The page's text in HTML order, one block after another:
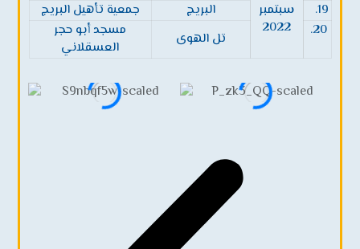
سبتمبر
2022
19.
البريج
جمعية تأهيل البريج
20.
تل الهوى
مسجد أبو حجر
العسقلاني